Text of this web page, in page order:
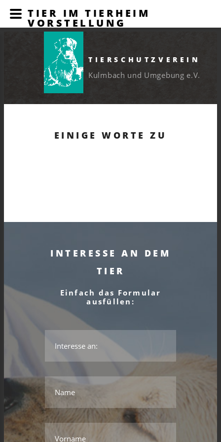
TIERSCHUTZVEREIN
Kulmbach und Umgebung e.V.
EINIGE WORTE ZU
INTERESSE AN DEM
TIER
Einfach das Formular
ausfüllen:
Name
*Dieses Feld wird benötigt.
*Das ist kein gültiger Name.
Vorname
TIER IM TIERHEIM
VORSTELLUNG